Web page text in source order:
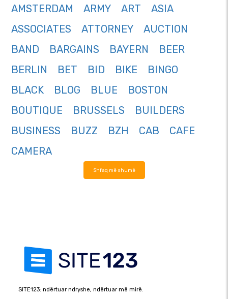
AMSTERDAM
ARMY ART
ASIA
ASSOCIATES
ATTORNEY
AUCTION
BAND
BARGAINS BAYERN
BEER
BERLIN
BET BID BIKE
BINGO
BLACK
BLOG BLUE
BOSTON
BOUTIQUE
BRUSSELS
BUILDERS
BUSINESS
BUZZ BZH CAB
CAFE
CAMERA
Shfaq më shumë
SITE123: ndërtuar ndryshe, ndërtuar më mirë.